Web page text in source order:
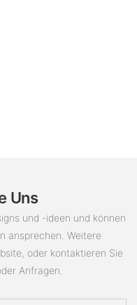
Uns
und -ideen und können
ansprechen. Weitere
oder kontaktieren Sie
Anfragen.